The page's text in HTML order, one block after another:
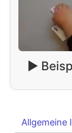
▶️
Allgemeine